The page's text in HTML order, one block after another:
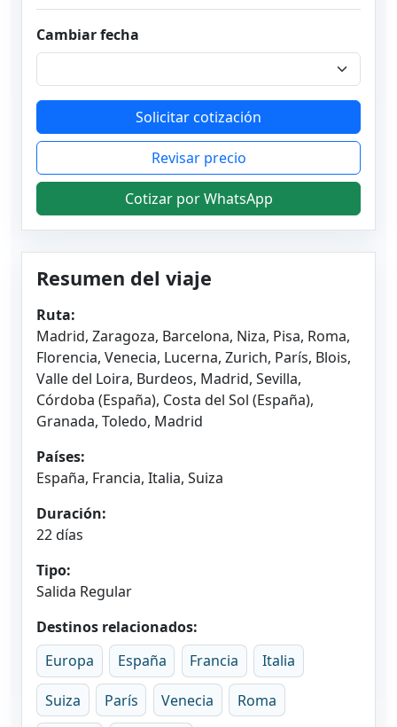
Resumen del viaje
Ruta:
Madrid, Zaragoza, Barcelona, Niza, Pisa, Roma,
Florencia, Venecia, Lucerna, Zurich, París, Blois,
Valle del Loira, Burdeos, Madrid, Sevilla,
Córdoba (España), Costa del Sol (España),
Granada, Toledo, Madrid
Países:
España, Francia, Italia, Suiza
Duración:
22 días
Tipo:
Salida Regular
Destinos relacionados:
Europa
España Francia Italia
Suiza París Venecia Roma
Cambiar fecha
Solicitar cotización
Revisar precio
Cotizar por WhatsApp